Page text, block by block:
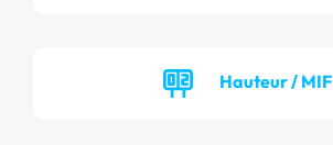
Hauteur / MIF